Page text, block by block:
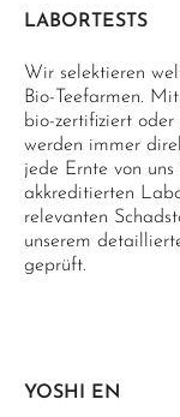
LABORTESTS
Wir selektieren
Bio-Teefarmen.
bio-zertifiziert
werden immer
jede Ernte von
akkreditierten
relevanten
unserem
geprüft.
YOSHI EN